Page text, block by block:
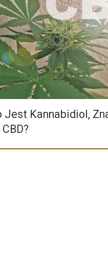
kannabidiol, jest jednym z ponad
znanych jako kannabinoidy,
konopi przemysłowej […]
Jest Kannabidiol,